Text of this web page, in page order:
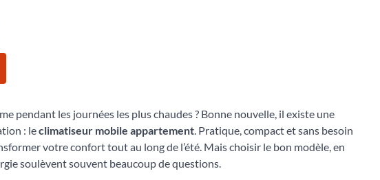
pendant les journées les plus chaudes ? Bonne nouvelle, il existe une
: leclimatiseur mobile appartement. Pratique, compact et sans besoin
votre confort tout au long de l’été. Mais choisir le bon modèle, en
soulèvent souvent beaucoup de questions.